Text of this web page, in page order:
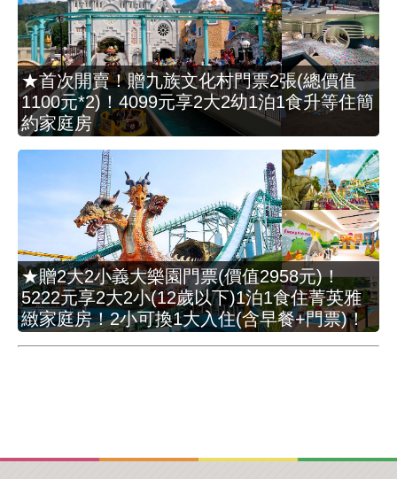
★首次開賣！贈九族文化村門票2張(總價值
1100元*2)！4099元享2大2幼1泊1食升等住簡
約家庭房
★贈2大2小義大樂園門票(價值2958元)！
5222元享2大2小(12歲以下)1泊1食住菁英雅
緻家庭房！2小可換1大入住(含早餐+門票)！